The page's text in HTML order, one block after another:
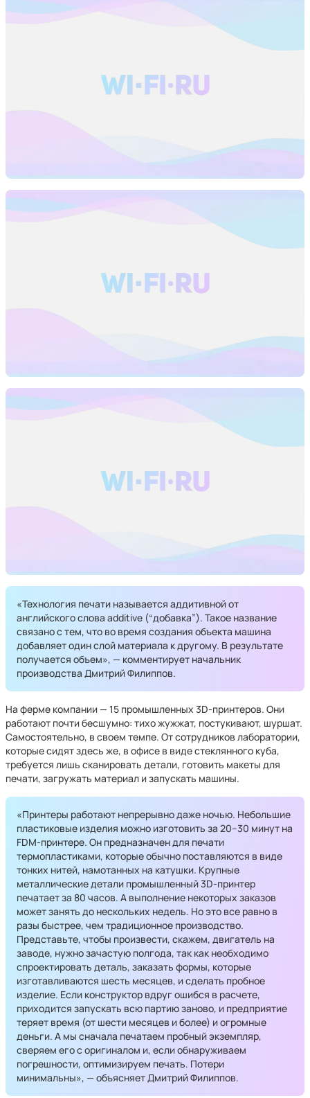
«Технология печати называется аддитивной от
английского слова additive (“добавка”). Такое название
связано с тем, что во время создания объекта машина
добавляет один слой материала к другому. В результате
получается объем», — комментирует начальник
производства Дмитрий Филиппов.
На ферме компании — 15 промышленных 3D-принтеров. Они
работают почти бесшумно: тихо жужжат, постукивают, шуршат.
Самостоятельно, в своем темпе. От сотрудников лаборатории,
которые сидят здесь же, в офисе в виде стеклянного куба,
требуется лишь сканировать детали, готовить макеты для
печати, загружать материал и запускать машины.
«Принтеры работают непрерывно даже ночью. Небольшие
пластиковые изделия можно изготовить за 20–30 минут на
FDM-принтере. Он предназначен для печати
термопластиками, которые обычно поставляются в виде
тонких нитей, намотанных на катушки. Крупные
металлические детали промышленный 3D-принтер
печатает за 80 часов. А выполнение некоторых заказов
может занять до нескольких недель. Но это все равно в
разы быстрее, чем традиционное производство.
Представьте, чтобы произвести, скажем, двигатель на
заводе, нужно зачастую полгода, так как необходимо
спроектировать деталь, заказать формы, которые
изготавливаются шесть месяцев, и сделать пробное
изделие. Если конструктор вдруг ошибся в расчете,
приходится запускать всю партию заново, и предприятие
теряет время (от шести месяцев и более) и огромные
деньги. А мы сначала печатаем пробный экземпляр,
сверяем его с оригиналом и, если обнаруживаем
погрешности, оптимизируем печать. Потери
минимальны», — объясняет Дмитрий Филиппов.